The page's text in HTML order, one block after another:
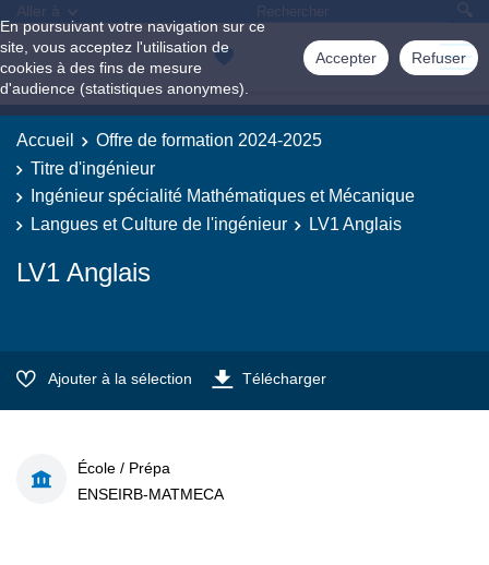
En poursuivant votre navigation sur ce
site, vous acceptez l'utilisation de
cookies à des fins de mesure
d'audience (statistiques anonymes).
Accepter Refuser
Aller à
Accueil
Offre de formation 2024-2025
Titre d'ingénieur
Ingénieur spécialité Mathématiques et Mécanique
Langues et Culture de l'ingénieur
LV1 Anglais
LV1 Anglais
Ajouter à la sélection Télécharger
École / Prépa
ENSEIRB-MATMECA